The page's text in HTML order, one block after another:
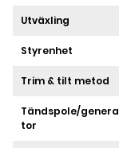
Utväxling
Styrenhet
Trim & tilt metod
Tändspole/genera
tor